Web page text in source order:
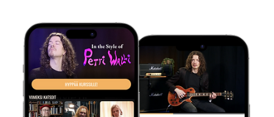
Kokeile Ilmaiseksi